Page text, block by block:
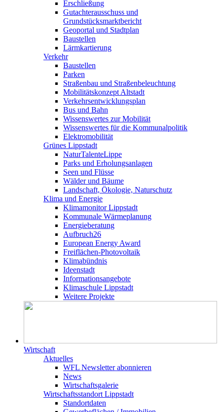
Erschließung
Gutachterausschuss und
Grundstücksmarktbericht
Geoportal und Stadtplan
Baustellen
Lärmkartierung
Verkehr
Baustellen
Parken
Straßenbau und Straßenbeleuchtung
Mobilitätskonzept Altstadt
Verkehrsentwicklungsplan
Bus und Bahn
Wissenswertes zur Mobilität
Wissenswertes für die Kommunalpolitik
Elektromobilität
Grünes Lippstadt
NaturTalenteLippe
Parks und Erholungsanlagen
Seen und Flüsse
Wälder und Bäume
Landschaft, Ökologie, Naturschutz
Klima und Energie
Klimamonitor Lippstadt
Kommunale Wärmeplanung
Energieberatung
Aufbruch26
European Energy Award
Freiflächen-Photovoltaik
Klimabündnis
Ideenstadt
Informationsangebote
Klimaschule Lippstadt
Weitere Projekte
Wirtschaft
Aktuelles
WFL Newsletter abonnieren
News
Wirtschaftsgalerie
Wirtschafts­­standort Lippstadt
Standortdaten